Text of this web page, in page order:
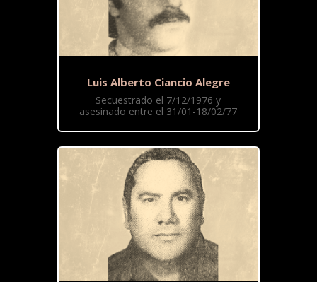
Luis Alberto Ciancio Alegre
Secuestrado el 7/12/1976 y
asesinado entre el 31/01-18/02/77